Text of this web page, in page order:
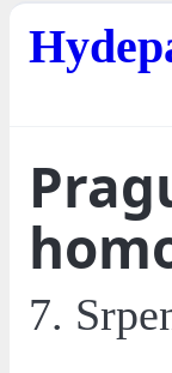
7.